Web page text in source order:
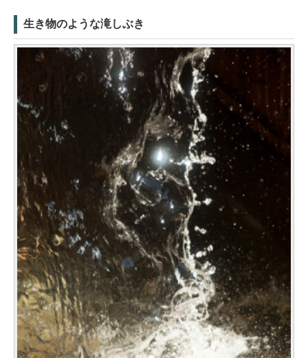
生き物のような滝しぶき